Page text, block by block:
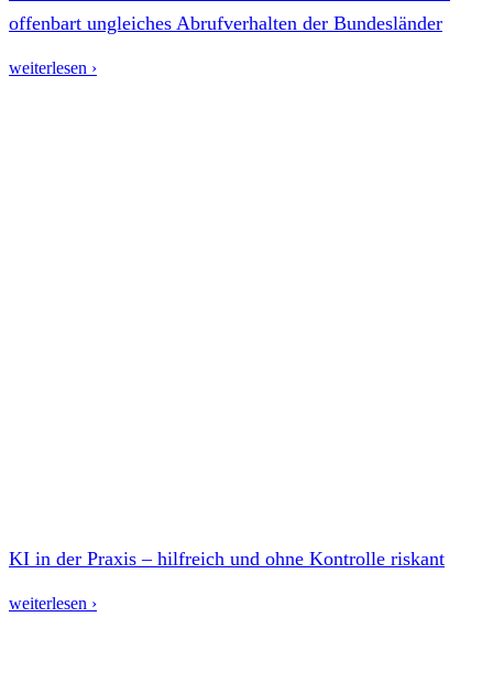
offenbart ungleiches Abrufverhalten der Bundesländer
weiterlesen ›
KI in der Praxis – hilfreich und ohne Kontrolle riskant
weiterlesen ›